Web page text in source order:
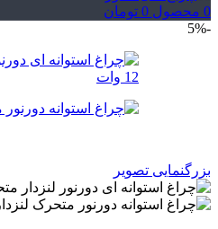
0 محصول 0 تومان
-5%
بزرگنمایی تصویر